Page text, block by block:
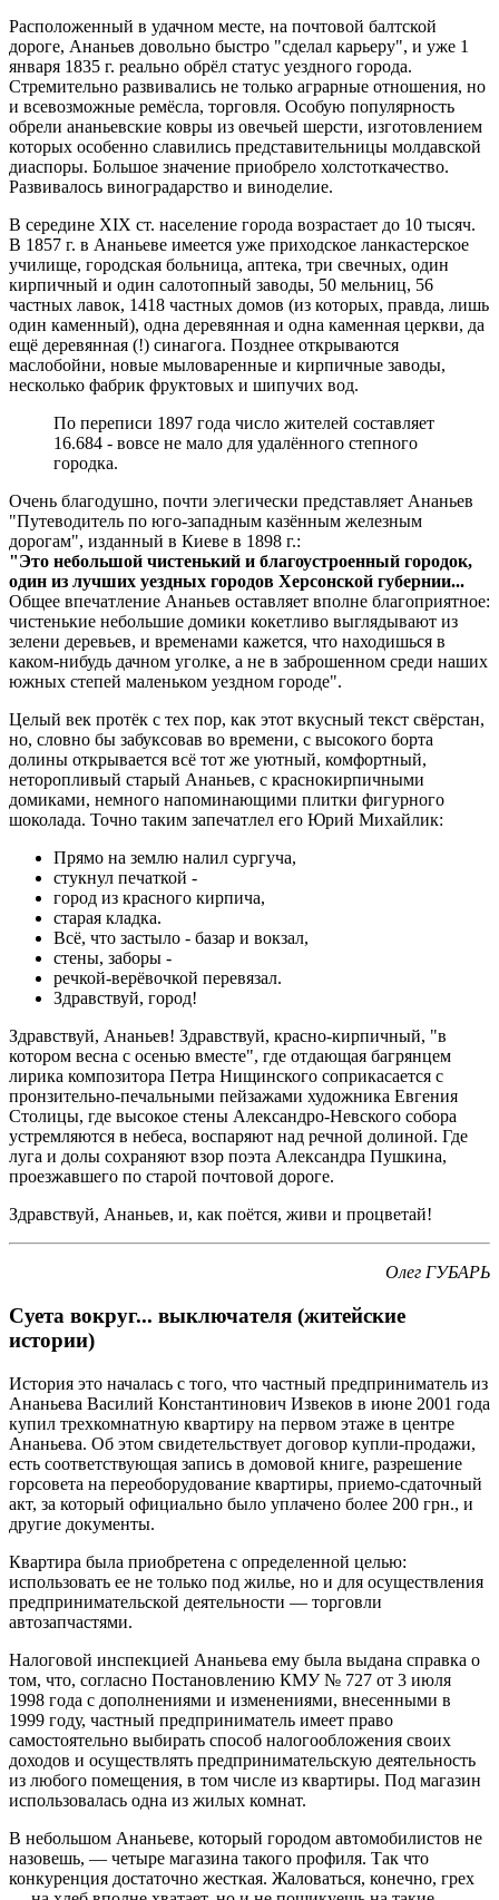
Расположенный в удачном месте, на почтовой балтской
дороге, Ананьев довольно быстро "сделал карьеру", и уже 1
января 1835 г. реально обрёл статус уездного города.
Стремительно развивались не только аграрные отношения, но
и всевозможные ремёсла, торговля. Особую популярность
обрели ананьевские ковры из овечьей шерсти, изготовлением
которых особенно славились представительницы молдавской
диаспоры. Большое значение приобрело холстоткачество.
Развивалось виноградарство и виноделие.
В середине XIX ст. население города возрастает до 10 тысяч.
В 1857 г. в Ананьеве имеется уже приходское ланкастерское
училище, городская больница, аптека, три свечных, один
кирпичный и один салотопный заводы, 50 мельниц, 56
частных лавок, 1418 частных домов (из которых, правда, лишь
один каменный), одна деревянная и одна каменная церкви, да
ещё деревянная (!) синагога. Позднее открываются
маслобойни, новые мыловаренные и кирпичные заводы,
несколько фабрик фруктовых и шипучих вод.
По переписи 1897 года число жителей составляет
16.684 - вовсе не мало для удалённого степного
городка.
Очень благодушно, почти элегически представляет Ананьев
"Путеводитель по юго-западным казённым железным
дорогам", изданный в Киеве в 1898 г.:
"Это небольшой чистенький и благоустроенный городок,
один из лучших уездных городов Херсонской губернии...
Общее впечатление Ананьев оставляет вполне благоприятное:
чистенькие небольшие домики кокетливо выглядывают из
зелени деревьев, и временами кажется, что находишься в
каком-нибудь дачном уголке, а не в заброшенном среди наших
южных степей маленьком уездном городе".
Целый век протёк с тех пор, как этот вкусный текст свёрстан,
но, словно бы забуксовав во времени, с высокого борта
долины открывается всё тот же уютный, комфортный,
неторопливый старый Ананьев, с краснокирпичными
домиками, немного напоминающими плитки фигурного
шоколада. Точно таким запечатлел его Юрий Михайлик:
Прямо на землю налил сургуча,
стукнул печаткой -
город из красного кирпича,
старая кладка.
Всё, что застыло - базар и вокзал,
стены, заборы -
речкой-верёвочкой перевязал.
Здравствуй, город!
Здравствуй, Ананьев! Здравствуй, красно-кирпичный, "в
котором весна с осенью вместе", где отдающая багрянцем
лирика композитора Петра Нищинского соприкасается с
пронзительно-печальными пейзажами художника Евгения
Столицы, где высокое стены Александро-Невского собора
устремляются в небеса, воспаряют над речной долиной. Где
луга и долы сохраняют взор поэта Александра Пушкина,
проезжавшего по старой почтовой дороге.
Здравствуй, Ананьев, и, как поётся, живи и процветай!
Олег ГУБАРЬ
Суета вокруг... выключателя (житейские
истории)
История это началась с того, что частный предприниматель из
Ананьева Василий Константинович Извеков в июне 2001 года
купил трехкомнатную квартиру на первом этаже в центре
Ананьева. Об этом свидетельствует договор купли-продажи,
есть соответствующая запись в домовой книге, разрешение
горсовета на переоборудование квартиры, приемо-сдаточный
акт, за который официально было уплачено более 200 грн., и
другие документы.
Квартира была приобретена с определенной целью:
использовать ее не только под жилье, но и для осуществления
предпринимательской деятельности — торговли
автозапчастями.
Налоговой инспекцией Ананьева ему была выдана справка о
том, что, согласно Постановлению КМУ № 727 от 3 июля
1998 года с дополнениями и изменениями, внесенными в
1999 году, частный предприниматель имеет право
самостоятельно выбирать способ налогообложения своих
доходов и осуществлять предпринимательскую деятельность
из любого помещения, в том числе из квартиры. Под магазин
использовалась одна из жилых комнат.
В небольшом Ананьеве, который городом автомобилистов не
назовешь, — четыре магазина такого профиля. Так что
конкуренция достаточно жесткая. Жаловаться, конечно, грех